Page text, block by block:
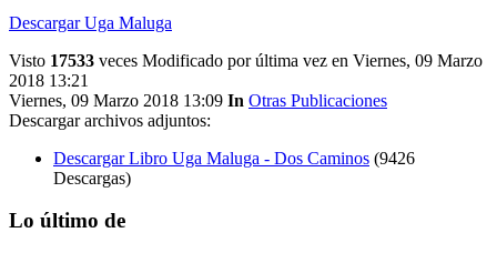
Descargar Uga Maluga
Visto 17533 veces Modificado por última vez en Viernes, 09 Marzo
2018 13:21
Viernes, 09 Marzo 2018 13:09 In Otras Publicaciones
Descargar archivos adjuntos:
Descargar Libro Uga Maluga - Dos Caminos (9426
Descargas)
Lo último de